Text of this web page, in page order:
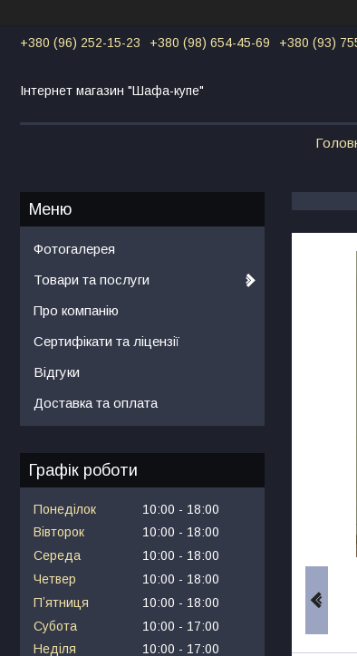
+380 (96) 252-15-23 +380 (98) 654-45-69 +380 (93)
Інтернет магазин "Шафа-купе"
Фотогалерея
Товари та послуги
Про компанію
Сертифікати та ліцензії
Відгуки
Доставка та оплата
Графік роботи
Понеділок 10:00
18:00
Вівторок
10:00
18:00
Середа
10:00
18:00
Четвер
10:00
18:00
Пʼятниця
10:00
18:00
Субота
10:00
17:00
Неділя
10:00 17:00